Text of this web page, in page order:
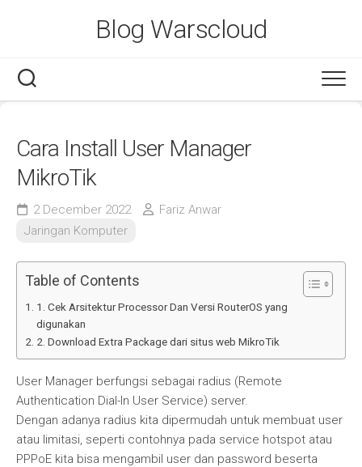
Blog Warscloud
Cara Install User Manager
MikroTik
2 December 2022
Fariz Anwar
Jaringan Komputer
Table of Contents
1. Cek Arsitektur Processor Dan Versi RouterOS yang
digunakan
2. Download Extra Package dari situs web MikroTik
User Manager berfungsi sebagai radius (Remote
Authentication Dial-In User Service) server.
Dengan adanya radius kita dipermudah untuk membuat user
atau limitasi, seperti contohnya pada service hotspot atau
PPPoE kita bisa mengambil user dan password beserta